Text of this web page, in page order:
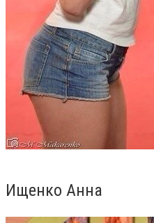
Ищенко Анна